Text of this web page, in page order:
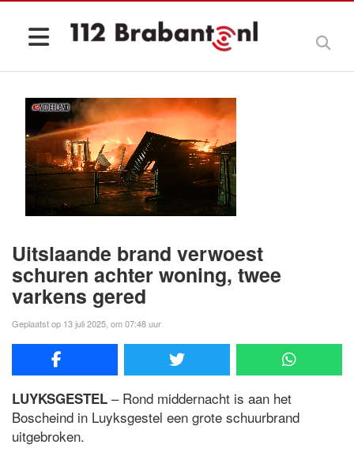
Uitslaande brand verwoest
schuren achter woning, twee
varkens gered
Geplaatst op 13 juli 2025, om 07:48 uur
LUYKSGESTEL – Rond middernacht is aan het
Boscheind in Luyksgestel een grote schuurbrand
uitgebroken.